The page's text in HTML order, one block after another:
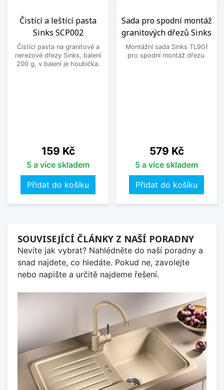
Čistící a leštící pasta
Sinks SCP002
Čistící pasta na granitové a
nerezové dřezy Sinks, balení
200 g, v balení je houbička.
Cena
159 Kč
5 a více skladem
Přidat do košíku
Sada pro spodní montáž
granitových dřezů Sinks
Montážní sada Sinks TL901
pro spodní montáž dřezu.
Cena
579 Kč
5 a více skladem
Přidat do košíku
SOUVISEJÍCÍ ČLÁNKY Z NAŠÍ PORADNY
Nevíte jak vybrat? Nahlédněte do naší poradny a
snad najdete, co hledáte. Pokud ne, zavolejte
nebo napište a určitě najdeme řešení.